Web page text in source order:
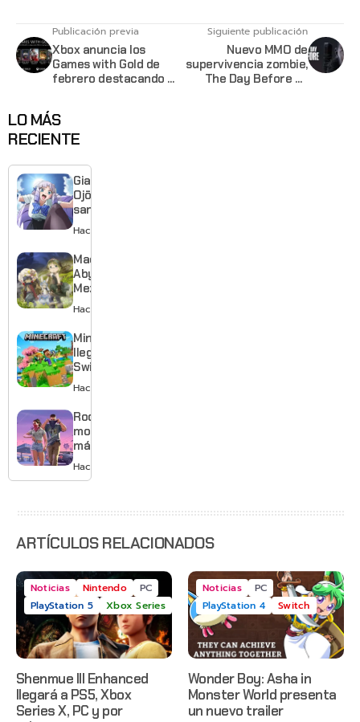
Publicación previa
Xbox anuncia los
Games with Gold de
febrero destacando el
Siguiente publicación
Nuevo MMO de
supervivencia zombie,
The Day Before es
LO MÁS
RECIENTE
Giant
Ojō-
sama
revela
visual y
confirma
estreno
para
enero de
2027
Hace 1 día
Made in
Abyss:
Mezameru
Shinpi
revela
nuevo
tráiler,
reparto y
tema
musical
Hace 2 días
Minecraft
llega a
Switch 2
con
mejores
gráficos
y mucho
Mario
Hace 2 días
Rockstar
mostrará
más de
GTA 6 en
agosto
Hace 2 días
ARTÍCULOS RELACIONADOS
Noticias Nintendo
PC
PlayStation 5
Xbox Series
Shenmue III Enhanced
llegará a PS5, Xbox
Series X, PC y por
Noticias
PC
PlayStation 4
Switch
Wonder Boy: Asha in
Monster World presenta
un nuevo trailer